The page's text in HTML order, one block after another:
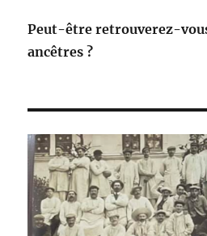
Peut-être retrouverez-
ancêtres ?